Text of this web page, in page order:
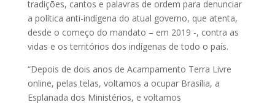
tradições, cantos e palavras de ordem para denunciar
a política anti-indígena do atual governo, que atenta,
desde o começo do mandato – em 2019 -, contra as
vidas e os territórios dos indígenas de todo o país.
“Depois de dois anos de Acampamento Terra Livre
online, pelas telas, voltamos a ocupar Brasília, a
Esplanada dos Ministérios, e voltamos